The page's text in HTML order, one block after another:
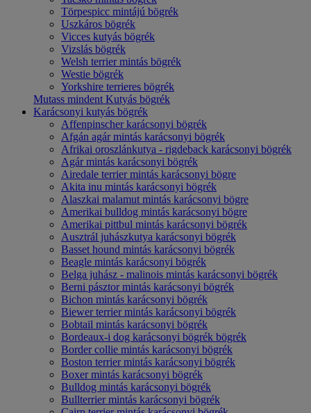
Törpespicc mintájú bögrék
Uszkáros bögrék
Vicces kutyás bögrék
Vizslás bögrék
Welsh terrier mintás bögrék
Westie bögrék
Yorkshire terrieres bögrék
Mutass mindent Kutyás bögrék
Karácsonyi kutyás bögrék
Affenpinscher karácsonyi bögrék
Afgán agár mintás karácsonyi bögrék
Afrikai oroszlánkutya - rigdeback karácsonyi bögrék
Agár mintás karácsonyi bögrék
Airedale terrier mintás karácsonyi bögre
Akita inu mintás karácsonyi bögrék
Alaszkai malamut mintás karácsonyi bögre
Amerikai bulldog mintás karácsonyi bögre
Amerikai pittbul mintás karácsonyi bögrék
Ausztrál juhászkutya karácsonyi bögrék
Basset hound mintás karácsonyi bögrék
Beagle mintás karácsonyi bögrék
Belga juhász - malinois mintás karácsonyi bögrék
Berni pásztor mintás karácsonyi bögrék
Bichon mintás karácsonyi bögrék
Biewer terrier mintás karácsonyi bögrék
Bobtail mintás karácsonyi bögrék
Bordeaux-i dog karácsonyi bögrék bögrék
Border collie mintás karácsonyi bögrék
Boston terrier mintás karácsonyi bögrék
Boxer mintás karácsonyi bögrék
Bulldog mintás karácsonyi bögrék
Bullterrier mintás karácsonyi bögrék